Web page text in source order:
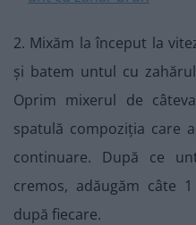
2. Mixăm la început la
și batem untul cu
Oprim mixerul de
spatulă compoziția care
continuare. După ce
cremos, adăugăm câte
după fiecare.